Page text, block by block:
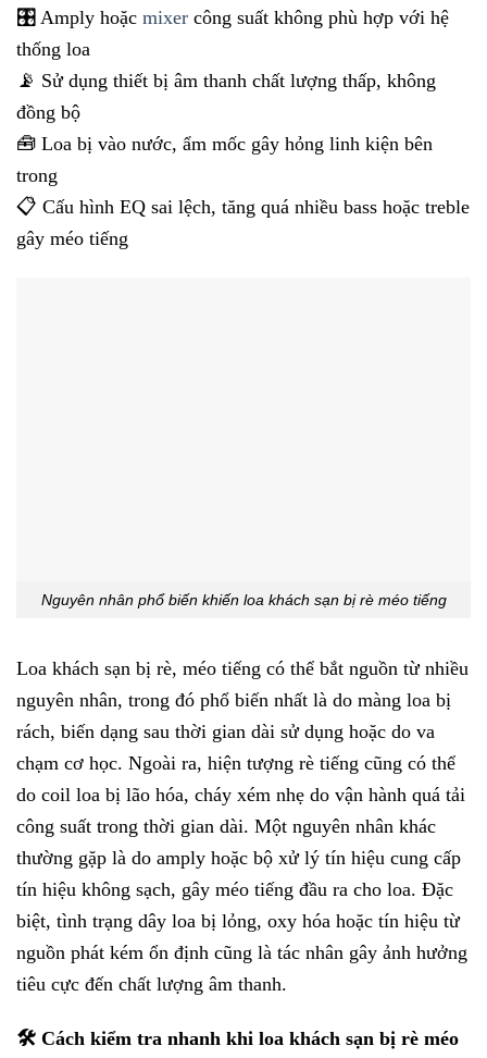
🎛️ Amply hoặc mixer công suất không phù hợp với hệ
thống loa
📡 Sử dụng thiết bị âm thanh chất lượng thấp, không
đồng bộ
🧰 Loa bị vào nước, ẩm mốc gây hỏng linh kiện bên
trong
📋 Cấu hình EQ sai lệch, tăng quá nhiều bass hoặc treble
gây méo tiếng
Nguyên nhân phổ biến khiến loa khách sạn bị rè méo tiếng
Loa khách sạn bị rè, méo tiếng có thể bắt nguồn từ nhiều
nguyên nhân, trong đó phổ biến nhất là do màng loa bị
rách, biến dạng sau thời gian dài sử dụng hoặc do va
chạm cơ học. Ngoài ra, hiện tượng rè tiếng cũng có thể
do coil loa bị lão hóa, cháy xém nhẹ do vận hành quá tải
công suất trong thời gian dài. Một nguyên nhân khác
thường gặp là do amply hoặc bộ xử lý tín hiệu cung cấp
tín hiệu không sạch, gây méo tiếng đầu ra cho loa. Đặc
biệt, tình trạng dây loa bị lỏng, oxy hóa hoặc tín hiệu từ
nguồn phát kém ổn định cũng là tác nhân gây ảnh hưởng
tiêu cực đến chất lượng âm thanh.
🛠️ Cách kiểm tra nhanh khi loa khách sạn bị rè méo